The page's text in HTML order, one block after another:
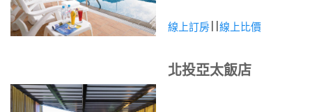
線上訂房|| 線上比價
北投亞太飯店